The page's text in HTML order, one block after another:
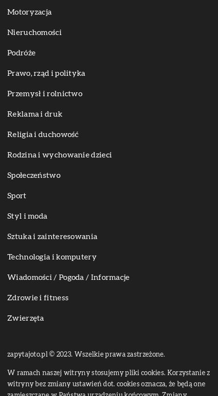
Motoryzacja
Nieruchomości
Podróże
Prawo, rząd i polityka
Przemysł i rolnictwo
Reklama i druk
Religia i duchowość
Rodzina i wychowanie dzieci
Społeczeństwo
Sport
Styl i moda
Sztuka i zainteresowania
Technologia i komputery
Wiadomości / Pogoda / Informacje
Zdrowie i fitness
Zwierzęta
zapytajoto.pl © 2023. Wszelkie prawa zastrzeżone.
W ramach naszej witryny stosujemy pliki cookies. Korzystanie z
witryny bez zmiany ustawień dot. cookies oznacza, że będą one